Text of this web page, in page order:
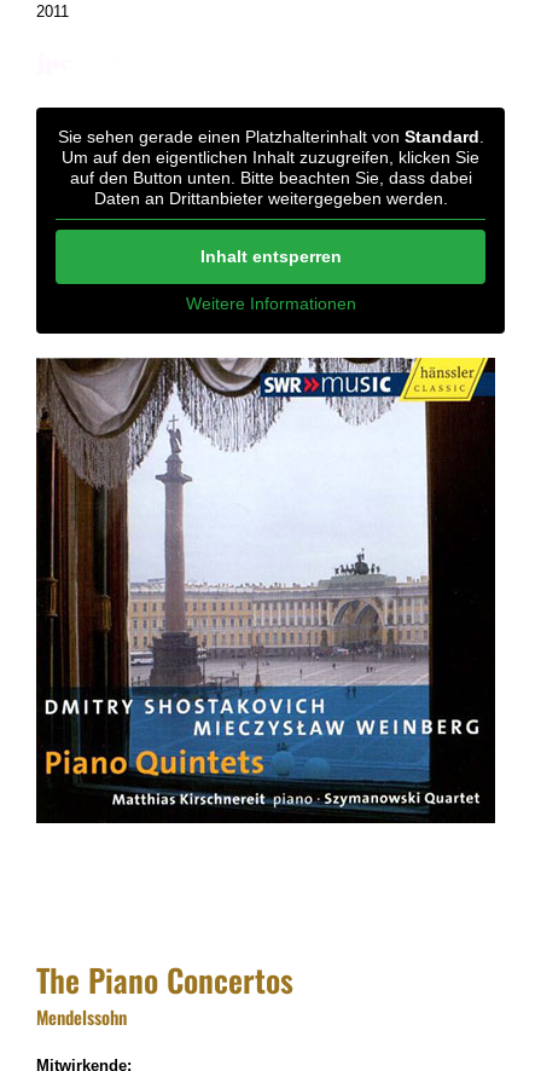
2011
Sie sehen gerade einen Platzhalterinhalt von Standard
Um auf den eigentlichen Inhalt zuzugreifen, klicken Sie
auf den Button unten. Bitte beachten Sie, dass dabei
Daten an Drittanbieter weitergegeben werden.
Inhalt entsperren
Weitere Informationen
The Piano Concertos
Mendelssohn
Mitwirkende: